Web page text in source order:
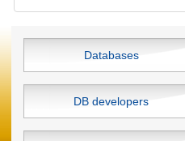
Databases
DB developers